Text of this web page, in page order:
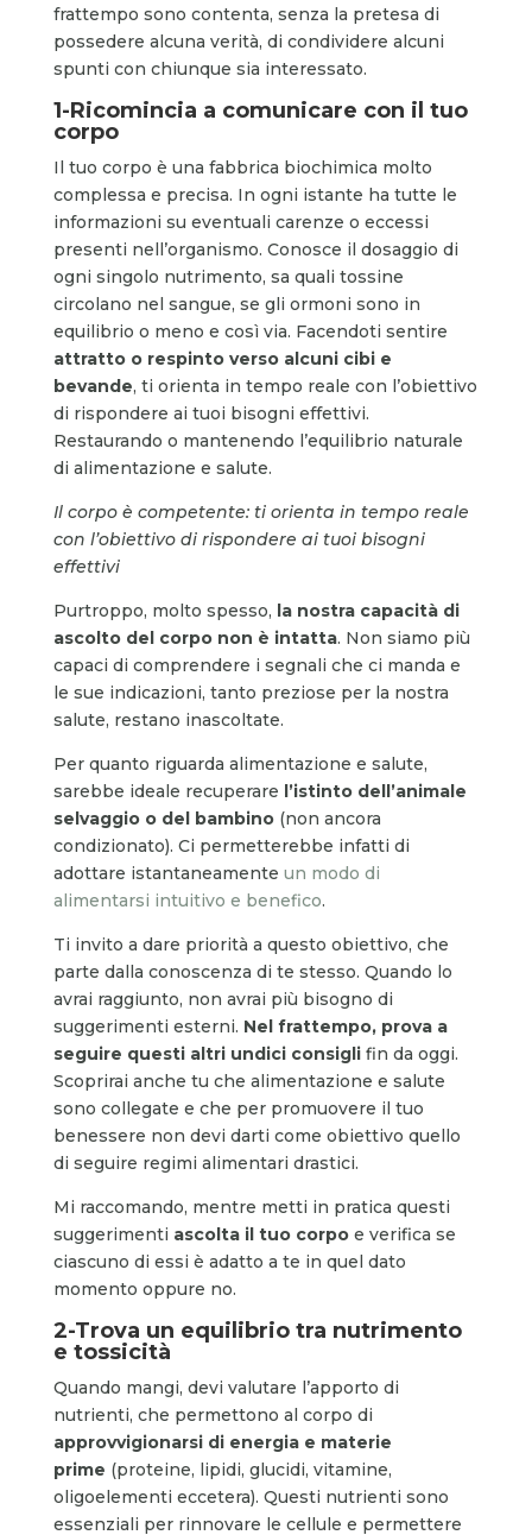
frattempo sono contenta, senza la pretesa di
possedere alcuna verità, di condividere alcuni
spunti con chiunque sia interessato.
1-Ricomincia a comunicare con il tuo
corpo
Il tuo corpo è una fabbrica biochimica molto
complessa e precisa. In ogni istante ha tutte le
informazioni su eventuali carenze o eccessi
presenti nell’organismo. Conosce il dosaggio di
ogni singolo nutrimento, sa quali tossine
circolano nel sangue, se gli ormoni sono in
equilibrio o meno e così via. Facendoti sentire
attratto o respinto verso alcuni cibi e
bevande, ti orienta in tempo reale con l’obiettivo
di rispondere ai tuoi bisogni effettivi.
Restaurando o mantenendo l’equilibrio naturale
di alimentazione e salute.
Il corpo è competente: ti orienta in tempo reale
con l’obiettivo di rispondere ai tuoi bisogni
effettivi
Purtroppo, molto spesso, la nostra capacità di
ascolto del corpo non è intatta. Non siamo più
capaci di comprendere i segnali che ci manda e
le sue indicazioni, tanto preziose per la nostra
salute, restano inascoltate.
Per quanto riguarda alimentazione e salute,
sarebbe ideale recuperare l’istinto dell’animale
selvaggio o del bambino (non ancora
condizionato). Ci permetterebbe infatti di
adottare istantaneamente un modo di
alimentarsi intuitivo e benefico.
Ti invito a dare priorità a questo obiettivo, che
parte dalla conoscenza di te stesso. Quando lo
avrai raggiunto, non avrai più bisogno di
suggerimenti esterni. Nel frattempo, prova a
seguire questi altri undici consigli fin da oggi.
Scoprirai anche tu che alimentazione e salute
sono collegate e che per promuovere il tuo
benessere non devi darti come obiettivo quello
di seguire regimi alimentari drastici.
Mi raccomando, mentre metti in pratica questi
suggerimenti ascolta il tuo corpo e verifica se
ciascuno di essi è adatto a te in quel dato
momento oppure no.
2-Trova un equilibrio tra nutrimento
e tossicità
Quando mangi, devi valutare l’apporto di
nutrienti, che permettono al corpo di
approvvigionarsi di energia e materie
prime (proteine, lipidi, glucidi, vitamine,
oligoelementi eccetera). Questi nutrienti sono
essenziali per rinnovare le cellule e permettere